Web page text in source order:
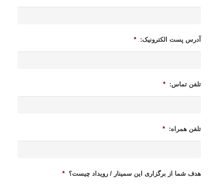
آدرس پست الکترونیک: *
تلفن تماس: *
تلفن همراه: *
هدف شما از برگزاری این سمینار / رویداد چیست؟ *